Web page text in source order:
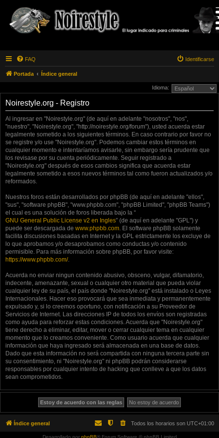
FAQ Identificarse
Portada Índice general
Idioma:
Noirestyle.org - Registro
Al ingresar en "Noirestyle.org" (de aquí en adelante "nosotros", "nos",
"nuestro", "Noirestyle.org", "http://noirestyle.org/forum"), usted acuerda estar
legalmente sometido a los siguientes términos. En caso contrario por favor no
se registre y/o use "Noirestyle.org". Podemos cambiar estos términos en
cualquier momento e intentaríamos avisarle, sin embargo sería prudente que
los revisase por su cuenta periódicamente. Seguir registrado a
"Noirestyle.org" después de esos cambios significa que acuerda estar
legalmente sometido a esos nuevos términos tal como fueron actualizados y/o
reformados.
Nuestros foros están desarrollados por phpBB (de aquí en adelante "ellos",
"sus", "software phpBB", "www.phpbb.com", "phpBB Limited", "phpBB Teams")
el cual es una solución de foros liberada bajo la “
GNU General Public License v2 en Ingles” (de aquí en adelante "GPL") y
puede ser descargada de www.phpbb.com . El software phpBB solamente
facilita discusiones basadas en Internet y la GPL estrictamente los excluye de
lo que aprobamos y/o desaprobamos como conductas y/o contenido
permisible. Para más información sobre phpBB, por favor visite:
https://www.phpbb.com/.
Acuerda no enviar ningun contenido abusivo, obsceno, vulgar, difamatorio,
indecente, amenazante, sexual o cualquier otro material que pueda violar
cualquier ley de su país, el país donde "Noirestyle.org" está instalado o Leyes
Internacionales. Hacer eso provocará que sea inmediata y permanentemente
expulsado y, si lo creemos oportuno, con notificación a su Proveedor de
Servicios de Internet. Las direcciones IP de todos los envíos son registradas
como ayuda para reforzar estas condiciones. Acuerda que "Noirestyle.org"
tiene derecho a eliminar, editar, mover o cerrar cualquier tema en cualquier
momento que lo creamos conveniente. Como usuario acuerda que cualquier
información que haya ingresado será almacenada en una base de datos.
Dado que esta información no será compartida con ninguna tercera parte sin
su consentimiento, ni "Noirestyle.org" ni phpBB podrán considerarse
responsables por cualquier intento de hacking que conlleve a que los datos
sean comprometidos.
Índice general Todos los horarios son UTC+01:00
Desarrollado por phpBB® Forum Software © phpBB Limited